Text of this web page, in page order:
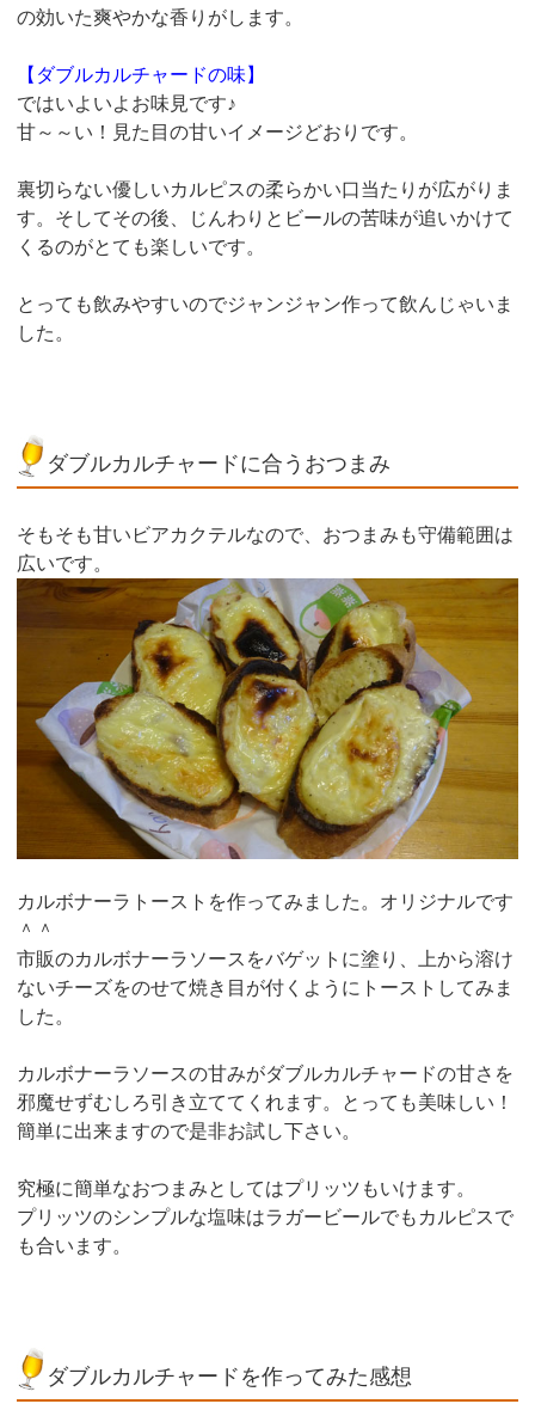
の効いた爽やかな香りがします。
【ダブルカルチャードの味】
ではいよいよお味見です♪
甘～～い！見た目の甘いイメージどおりです。
裏切らない優しいカルピスの柔らかい口当たりが広がりま
す。そしてその後、じんわりとビールの苦味が追いかけて
くるのがとても楽しいです。
とっても飲みやすいのでジャンジャン作って飲んじゃいま
した。
ダブルカルチャードに合うおつまみ
そもそも甘いビアカクテルなので、おつまみも守備範囲は
広いです。
カルボナーラトーストを作ってみました。オリジナルです
＾＾
市販のカルボナーラソースをバゲットに塗り、上から溶け
ないチーズをのせて焼き目が付くようにトーストしてみま
した。
カルボナーラソースの甘みがダブルカルチャードの甘さを
邪魔せずむしろ引き立ててくれます。とっても美味しい！
簡単に出来ますので是非お試し下さい。
究極に簡単なおつまみとしてはプリッツもいけます。
プリッツのシンプルな塩味はラガービールでもカルピスで
も合います。
ダブルカルチャードを作ってみた感想